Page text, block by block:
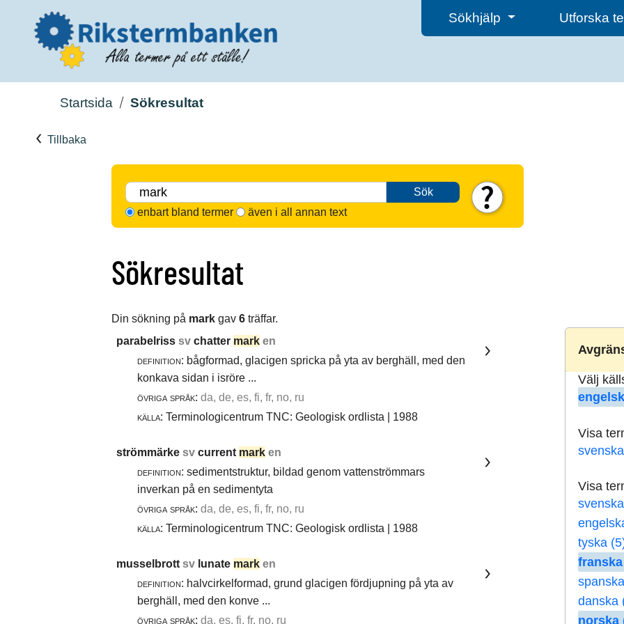
Sökhjälp Utforska
Startsida Sökresultat
Tillbaka
Sök
enbart bland termer
även i all annan text
Sökresultat
Din sökning på mark gav 6 träffar.
Välj
Visa
Visa
tyska
franska
danska
norska
parabelriss sv chatter mark en
definition: bågformad, glacigen spricka på yta av berghäll, med den
konkava sidan i isröre ...
övriga språk: da, de, es, fi, fr, no, ru
källa: Terminologicentrum TNC: Geologisk ordlista | 1988
strömmärke sv current mark en
definition: sedimentstruktur, bildad genom vattenströmmars
inverkan på en sedimentyta
övriga språk: da, de, es, fi, fr, no, ru
källa: Terminologicentrum TNC: Geologisk ordlista | 1988
musselbrott sv lunate mark en
definition: halvcirkelformad, grund glacigen fördjupning på yta av
berghäll, med den konve ...
övriga språk: da, es, fi, fr, no, ru